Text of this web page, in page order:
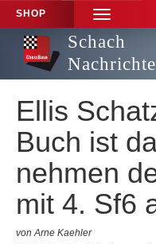
SHOP
TOGGLE
NAVIGATION
Schach
Ellis
Buch ist
nehmen
mit 4. Sf6
von Arne Kaehler